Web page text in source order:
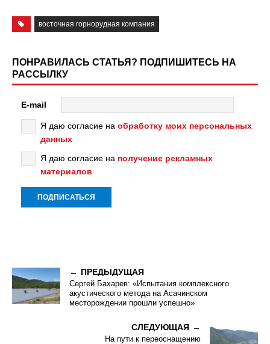
восточная горнорудная компания
ПОНРАВИЛАСЬ СТАТЬЯ? ПОДПИШИТЕСЬ НА
РАССЫЛКУ
E-mail
Я даю согласие на обработку моих персональных
данных
Я даю согласие на получение рекламных
материалов
ПРЕДЫДУЩАЯ
Сергей Бахарев: «Испытания комплексного
акустического метода на Асачинском
месторождении прошли успешно»
СЛЕДУЮЩАЯ
На пути к переоснащению